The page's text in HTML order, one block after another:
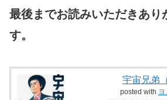
最後までお読みいただきあり
す。
宇宙兄弟
posted with ヨ